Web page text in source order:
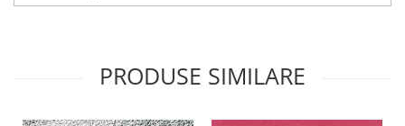
PRODUSE SIMILARE